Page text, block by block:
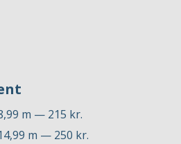
m — 215 kr.
m — 250 kr.